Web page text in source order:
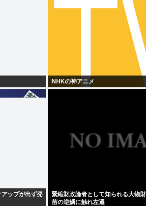
NHKの神アニメ
ップが出ず発
緊縮財政論者として知られる大物
苗の逆鱗に触れ左遷